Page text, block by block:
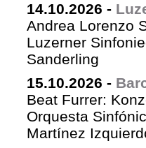
14.10.2026 -
Andrea Lorenzo
Luzerner
Sanderling
15.10.2026 -
Beat Furrer:
Orquesta
Martínez